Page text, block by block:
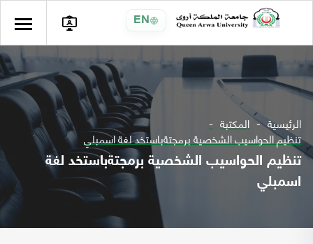
EN
الرئيسية المكتبة
تنظيم الحواسيب الشخصية برمجتةباستخد لغة اسمبلي
تنظيم الحواسيب الشخصية برمجتةباستخد لغة
اسمبلي